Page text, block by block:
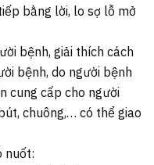
bằng lời, lo sợ lỗ mở
bệnh, giải thích cách
bệnh, do người bệnh
cung cấp cho người
chuông,… có thể giao
nuốt: